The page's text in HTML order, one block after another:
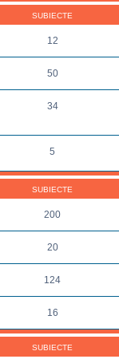
SUBIECTE
12
50
34
5
SUBIECTE
200
20
124
16
SUBIECTE